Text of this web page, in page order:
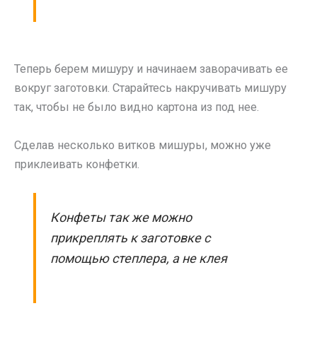
Теперь берем мишуру и начинаем заворачивать ее
вокруг заготовки. Старайтесь накручивать мишуру
так, чтобы не было видно картона из под нее.
Сделав несколько витков мишуры, можно уже
приклеивать конфетки.
Конфеты так же можно
прикреплять к заготовке с
помощью степлера, а не клея